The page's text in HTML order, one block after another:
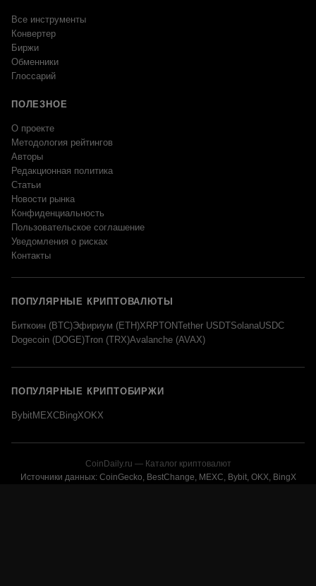
Все инструменты
Конвертер
Биржи
Обменники
Глоссарий
ПОЛЕЗНОЕ
О проекте
Методология рейтингов
Авторы
Редакционная политика
Статьи
Новости рынка
Конфиденциальность
Пользовательское соглашение
Уведомления о рисках
Контакты
ПОПУЛЯРНЫЕ КРИПТОВАЛЮТЫ
Биткоин (BTC)Эфириум (ETH)XRPTONTether USDTSolanaUSDC
Dogecoin (DOGE)Tron (TRX)Avalanche (AVAX)
ПОПУЛЯРНЫЕ КРИПТОБИРЖИ
BybitMEXCBingXOKX
CoinDaily.ru — Каталог криптовалют
Источники данных: CoinGecko, BestChange, MEXC, Bybit, OKX, BingX